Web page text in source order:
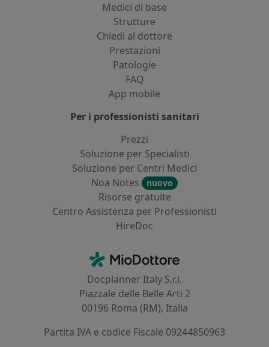
Medici di base
Strutture
Chiedi al dottore
Prestazioni
Patologie
FAQ
App mobile
Per i professionisti sanitari
Prezzi
Soluzione per Specialisti
Soluzione per Centri Medici
Noa Notes
nuovo
Risorse gratuite
Centro Assistenza per Professionisti
HireDoc
MioDottore - Homepage
Docplanner Italy S.r.l.
Piazzale delle Belle Arti 2
00196 Roma (RM), Italia
Partita IVA e codice Fiscale 09244850963